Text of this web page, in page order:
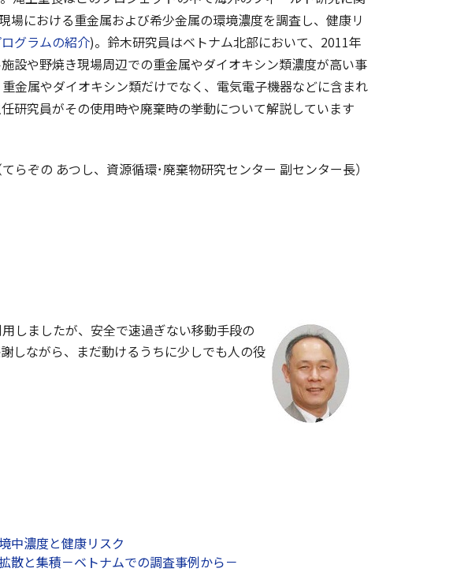
における重金属および希少金属の環境濃度を調査し、健康リ
グラムの紹介)。鈴木研究員はベトナム北部において、2011年
設や野焼き現場周辺での重金属やダイオキシン類濃度が高い事
金属やダイオキシン類だけでなく、電気電子機器などに含まれ
研究員がその使用時や廃棄時の挙動について解説しています
てらぞの あつし、資源循環･廃棄物研究センター 副センター長）
しましたが、安全で速過ぎない移動手段の
しながら、まだ動けるうちに少しでも人の役
中濃度と健康リスク
散と集積－ベトナムでの調査事例から－